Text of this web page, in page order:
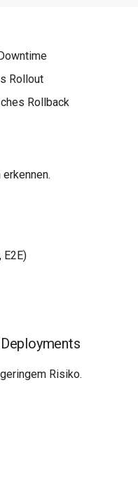
Rollout
Rollback
Risiko.